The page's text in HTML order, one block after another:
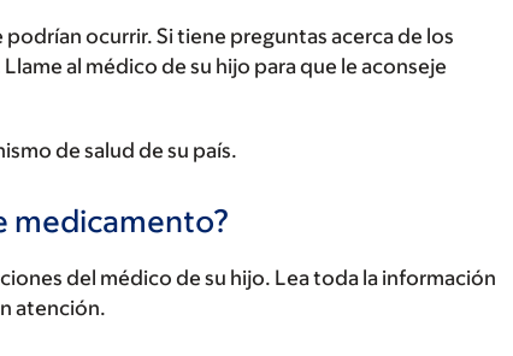
ocurrir. Si tiene preguntas acerca de los
al médico de su hijo para que le aconseje
de salud de su país.
medicamento?
del médico de su hijo. Lea toda la información
atención.